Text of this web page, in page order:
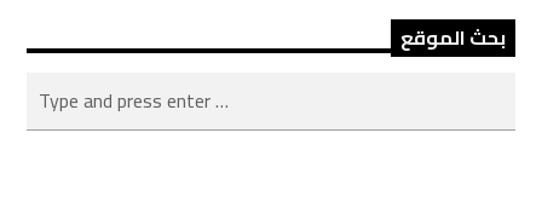
بحث الموقع